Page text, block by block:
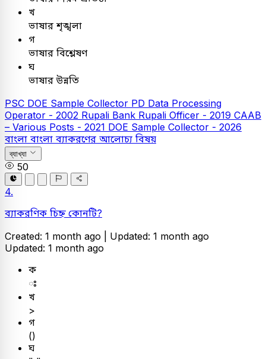
খ
ভাষার শৃঙ্খলা
গ
ভাষার বিশ্লেষণ
ঘ
ভাষার উন্নতি
PSC DOE Sample Collector PD Data Processing
Operator - 2002 Rupali Bank Rupali Officer - 2019 CAAB
– Various Posts - 2021 DOE Sample Collector - 2026
বাংলা বাংলা ব্যাকরণের আলোচ্য বিষয়
ব্যাখ্যা
50
4.
ব্যাকরণিক চিহ্ন কোনটি?
Created: 1 month ago | Updated: 1 month ago
Updated: 1 month ago
ক
ঃ
খ
>
গ
()
ঘ